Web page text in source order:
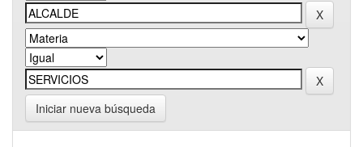
Iniciar nueva búsqueda